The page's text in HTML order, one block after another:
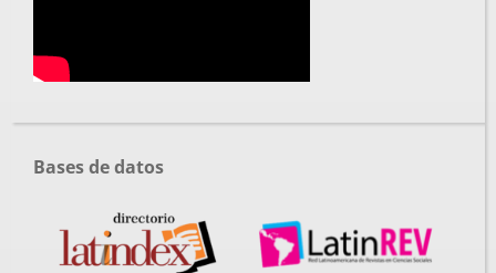
Bases de datos